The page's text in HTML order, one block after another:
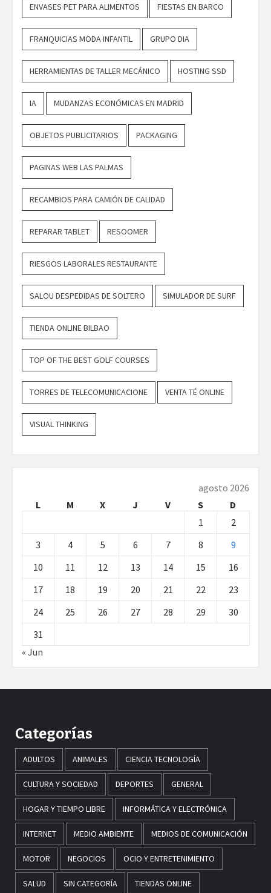
ENVASES PET PARA ALIMENTOS FIESTAS EN BARCO
FRANQUICIAS MODA INFANTIL GRUPO DIA
HERRAMIENTAS DE TALLER MECÁNICO HOSTING SSD
IA MUDANZAS ECONÓMICAS EN MADRID
OBJETOS PUBLICITARIOS PACKAGING
PAGINAS WEB LAS PALMAS
RECAMBIOS PARA CAMIÓN DE CALIDAD
REPARAR TABLET RESOOMER
RIESGOS LABORALES RESTAURANTE
SALOU DESPEDIDAS DE SOLTERO SIMULADOR DE SURF
TIENDA ONLINE BILBAO
TOP OF THE BEST GOLF COURSES
TORRES DE TELECOMUNICACIONE VENTA TÉ ONLINE
VISUAL THINKING
agosto 2026
L
M X J V S
D
1
2
3
4 5 6 7 8
9
10
11 12 13 14 15
16
17
18 19 20 21 22
23
24
25 26 27 28 29
30
31
« Jun
Categorías
ADULTOS ANIMALES CIENCIA TECNOLOGÍA
CULTURA Y SOCIEDAD DEPORTES GENERAL
HOGAR Y TIEMPO LIBRE INFORMÁTICA Y ELECTRÓNICA
INTERNET MEDIO AMBIENTE MEDIOS DE COMUNICACIÓN
MOTOR NEGOCIOS OCIO Y ENTRETENIMIENTO
SALUD SIN CATEGORÍA TIENDAS ONLINE